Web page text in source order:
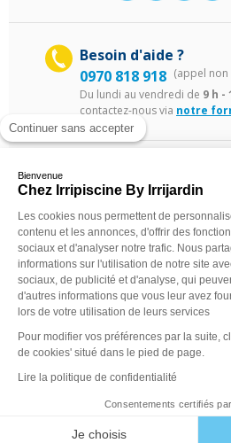
Continuer sans accepter
Bienvenue
Chez Irripiscine By Irrijardin
Les cookies nous permettent de
contenu et les annonces, d'offrir des
sociaux et d'analyser notre trafic. Nous
informations sur l'utilisation de notre site
sociaux, de publicité et d'analyse, qui
d'autres informations que vous leur avez
lors de votre utilisation de leurs services
Pour modifier vos préférences par la suite,
de cookies' situé dans le pied de page.
Lire la politique de confidentialité
Consentements certifiés par
Je choisis
Besoin d'aide ?
0970 818 918 (appel non
Du lundi au vendredi de 9 h -
contactez-nous via notre
©Irripiscine 2025 Conditions